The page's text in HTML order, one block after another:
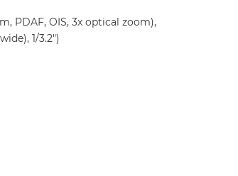
PDAF, OIS, 3x optical zoom),
1/3.2")